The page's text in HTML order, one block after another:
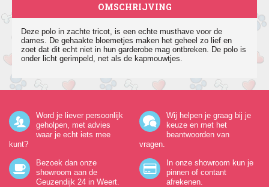
OMSCHRIJVING
Deze polo in zachte tricot, is een echte musthave voor de
dames. De gehaakte bloemetjes maken het geheel zo lief en
zoet dat dit echt niet in hun garderobe mag ontbreken. De polo is
onder licht gerimpeld, net als de kapmouwtjes.
Word je liever persoonlijk
geholpen, met advies
waar je echt iets mee
kunt?
Wij helpen je graag bij je
keuze en met het
beantwoorden van
vragen.
Bezoek dan onze
showroom aan de
Geuzendijk 24 in Weert.
In onze showroom kun je
pinnen of contant
afrekenen.